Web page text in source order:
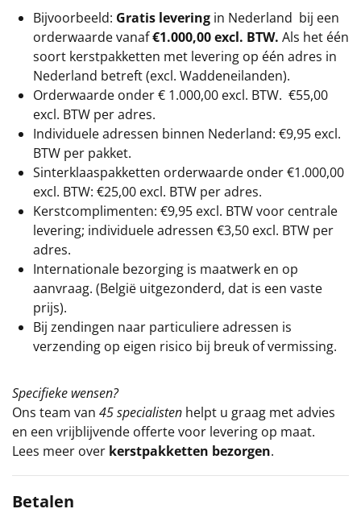
Bijvoorbeeld: Gratis levering in Nederland bij een
orderwaarde vanaf€1.000,00 excl. BTW. Als het één
soort kerstpakketten met levering op één adres in
Nederland betreft (excl. Waddeneilanden).
Orderwaarde onder € 1.000,00 excl. BTW. €55,00
excl. BTW per adres.
Individuele adressen binnen Nederland: €9,95 excl.
BTW per pakket.
Sinterklaaspakketten orderwaarde onder €1.000,00
excl. BTW: €25,00 excl. BTW per adres.
Kerstcomplimenten: €9,95 excl. BTW voor centrale
levering; individuele adressen €3,50 excl. BTW per
adres.
Internationale bezorging is maatwerk en op
aanvraag. (België uitgezonderd, dat is een vaste
prijs).
Bij zendingen naar particuliere adressen is
verzending op eigen risico bij breuk of vermissing.
Specifieke wensen?
Ons team van 45 specialisten helpt u graag met advies
en een vrijblijvende offerte voor levering op maat.
Lees meer over kerstpakketten bezorgen.
Betalen